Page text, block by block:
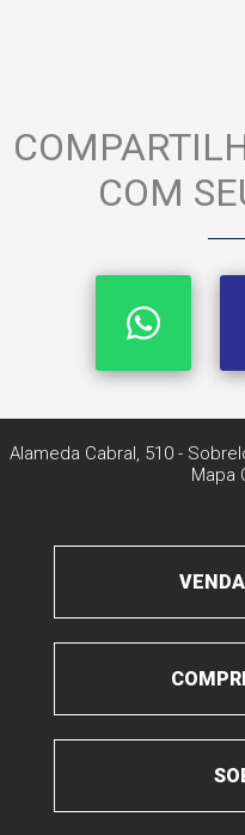
COM
Alameda Cabral, 510 -
Mapa
VENDA